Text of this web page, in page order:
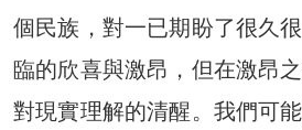
個民族，對一已期盼了很久
臨的欣喜與激昂，但在激昂
對現實理解的清醒。我們可